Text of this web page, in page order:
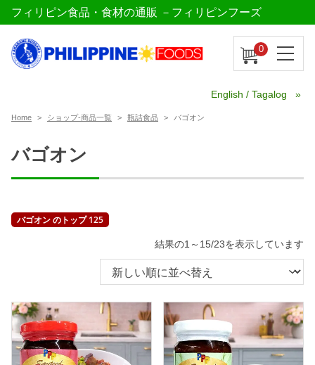
フィリピン食品・食材の通販 －フィリピンフーズ
0
English / Tagalog
Home ショップ-商品一覧 瓶詰食品 バゴオン
バゴオン
バゴオン のトップ 125
結果の1～15/23を表示しています
し